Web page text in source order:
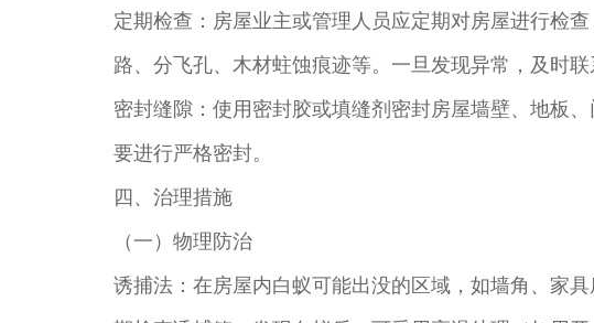
定期检查：房屋业主或管理人员应定期对房屋进行检
路、分飞孔、木材蛀蚀痕迹等。一旦发现异常，及时联
密封缝隙：使用密封胶或填缝剂密封房屋墙壁、地板
要进行严格密封。
四、治理措施
（一）物理防治
诱捕法：在房屋内白蚁可能出没的区域，如墙角、家